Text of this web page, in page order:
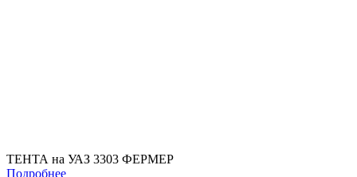
ТЕНТА на УАЗ 3303 ФЕРМЕР
Подробнее